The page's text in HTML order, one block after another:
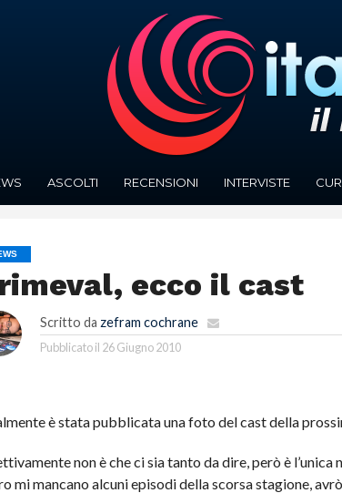
ASCOLTI RECENSIONI INTERVISTE
ecco il cast
Scritto da zefram cochrane
Pubblicato il 26 Giugno 2010
è stata pubblicata una foto del cast della
non è che ci sia tanto da dire, però è
mi mancano alcuni episodi della scorsa stagione,